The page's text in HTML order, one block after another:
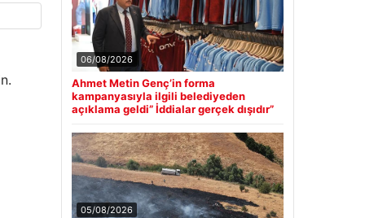
06/08/2026
Ahmet Metin Genç’in forma
kampanyasıyla ilgili belediyeden
açıklama geldi” İddialar gerçek dışıdır”
05/08/2026